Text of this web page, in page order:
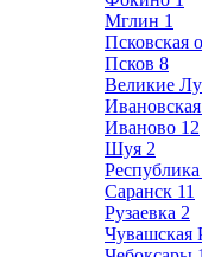
Мглин 1
Псковская
Псков 8
Великие
Иваново 12
Шуя 2
Саранск 11
Рузаевка 2
Чувашская